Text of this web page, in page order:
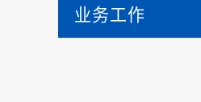
业务工作